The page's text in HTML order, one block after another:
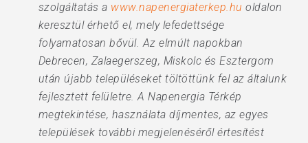
szolgáltatás a www.napenergiaterkep.hu oldalon
keresztül érhető el, mely lefedettsége
folyamatosan bővül. Az elmúlt napokban
Debrecen, Zalaegerszeg, Miskolc és Esztergom
után újabb településeket töltöttünk fel az általunk
fejlesztett felületre. A Napenergia Térkép
megtekintése, használata díjmentes, az egyes
települések további megjelenéséről értesítést